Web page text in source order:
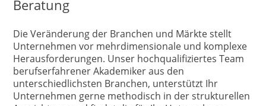
Beratung
Die Veränderung der Branchen und Märkte stellt
Unternehmen vor mehrdimensionale und komplexe
Herausforderungen. Unser hochqualifiziertes Team
berufserfahrener Akademiker aus den
unterschiedlichsten Branchen, unterstützt Ihr
Unternehmen gerne methodisch in der strukturellen